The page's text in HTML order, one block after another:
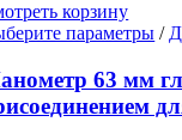
корзину
параметры /
63 мм